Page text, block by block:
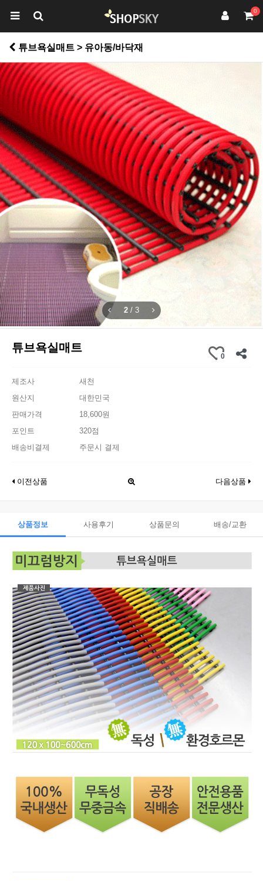
0
튜브욕실매트 > 유아동/바닥재
2 / 3
튜브욕실매트
0
제조사
새천
원산지
대한민국
판매가격
18,600원
포인트
320점
배송비결제
주문시 결제
이전상품 다음상품
상품정보 사용후기 상품문의 배송/교환